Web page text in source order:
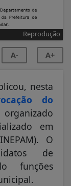
Reprodução
A- A+
nesta
do
organizado
em
O
de
funções